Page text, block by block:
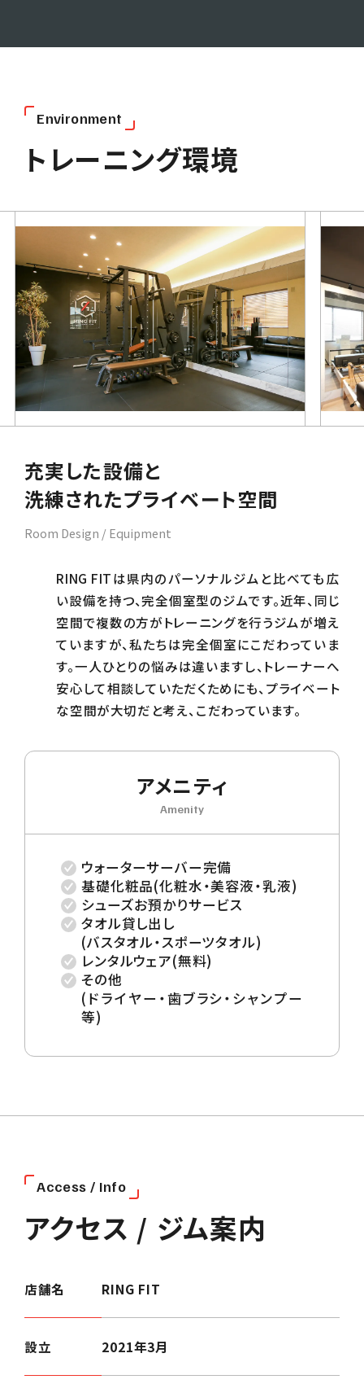
Environment
トレーニング環境
充実した設備と
洗練されたプライベート空間
Room Design / Equipment
RING FITは県内のパーソナルジムと比べても広
い設備を持つ、完全個室型のジムです。近年、同じ
空間で複数の方がトレーニングを行うジムが増え
ていますが、私たちは完全個室にこだわっていま
す。一人ひとりの悩みは違いますし、トレーナーへ
安心して相談していただくためにも、プライベート
な空間が大切だと考え、こだわっています。
アメニティ
Amenity
ウォーターサーバー完備
基礎化粧品(化粧水・美容液・乳液)
シューズお預かりサービス
タオル貸し出し
(バスタオル・スポーツタオル)
レンタルウェア(無料)
その他
(ドライヤー・歯ブラシ・シャンプー
等)
Access / Info
アクセス / ジム案内
店舗名 RING FIT
設立 2021年3月